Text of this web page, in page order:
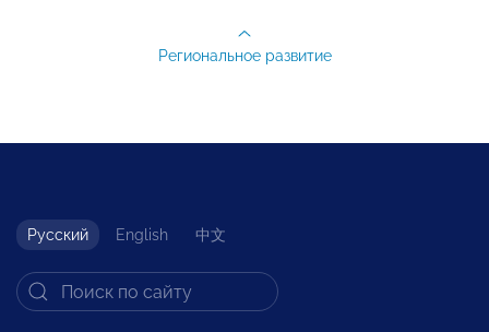
Региональное развитие
Русский English 中文